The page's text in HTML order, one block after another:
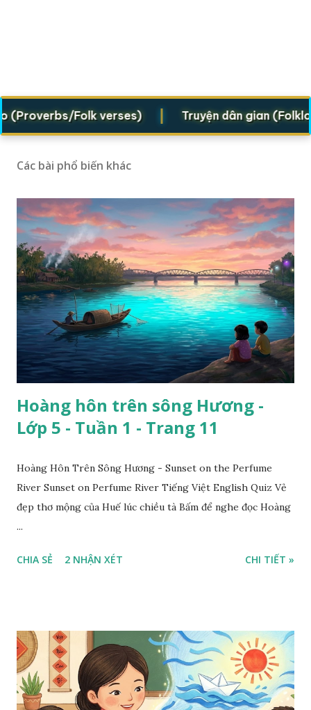
Folk verses) | Truyện dân gian (Folklore
Các bài phổ biến khác
Hoàng hôn trên sông Hương -
Lớp 5 - Tuần 1 - Trang 11
Hoàng Hôn Trên Sông Hương - Sunset on the Perfume
River Sunset on Perfume River Tiếng Việt English Quiz Vẻ
đẹp thơ mộng của Huế lúc chiều tà Bấm để nghe đọc Hoàng
...
CHIA SẺ 2 NHẬN XÉT CHI TIẾT »